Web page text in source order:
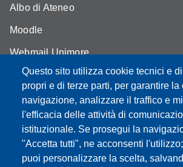
Questo sito utilizza cookie tecnici e
propri e di terze parti, per garantire la
navigazione, analizzare il traffico e
l'efficacia delle attività di
istituzionale. Se prosegui la
"Accetta tutti", ne acconsenti
puoi personalizzare la scelta,
Albo di Ateneo
Moodle
Webmail Unimore
Aule Unimore
Dove siamo
FAQ